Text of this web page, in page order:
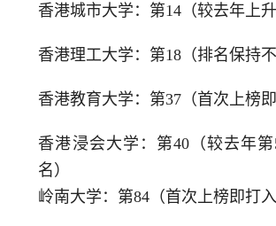
香港城市大学：第14（较去年上升
香港理工大学：第18（排名保持不
香港教育大学：第37（首次上榜即
香港浸会大学：第40（较去年
名）
岭南大学：第84（首次上榜即打入